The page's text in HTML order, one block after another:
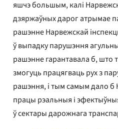
яшчэ большым, калі
дзяржаўных дарог атрымае
рашэнне Нарвежскай
ў выпадку парушэння
рашэнне гарантавала б, што
змогуць працягваць рух з
рашэння, і тым самым дало б
працы рэальныя і
ў сектары дарожнага